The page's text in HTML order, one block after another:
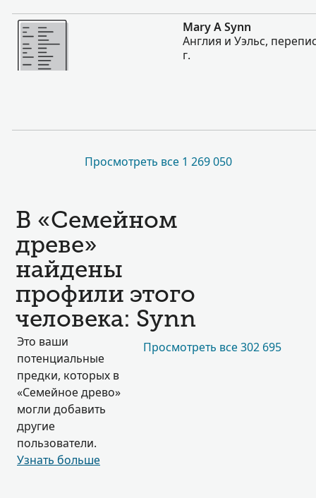
Больше
Mary A Synn
Англия и Уэльс,
г.
Просмотреть все 1 269 050
В «Семейном
древе»
найдены
профили этого
человека: Synn
Это ваши
потенциальные
предки, которых в
«Семейное древо»
могли добавить
другие
пользователи.
Узнать больше
Просмотреть все 302 695